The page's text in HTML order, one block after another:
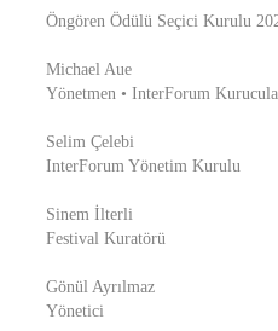
Öngören Ödülü Seçici Kurulu
Michael Aue
Yönetmen • InterForum
Selim Çelebi
InterForum Yönetim Kurulu
Sinem İlterli
Festival Kuratörü
Gönül Ayrılmaz
Yönetici